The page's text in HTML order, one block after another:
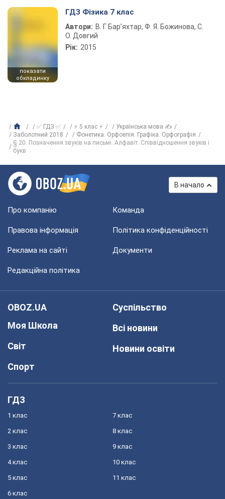
показати
обкладинку
ГДЗ Фізика 7 клас
Автори: В. Г. Бар’яхтар, Ф. Я. Божинова, С.
О. Довгий
Рік: 2015
✅ ГДЗ ✅ ⚡ 5 клас ⚡
Українська мова ✍
Заболотний 2018
Фонетика. Орфоепія. Графіка. Орфографія
§ 20. Позначення звуків на письмі. Алфавіт. Співвідношення звуків і
букв
В начало
Про компанію Команда
Правова інформація Політика конфіденційності
Реклама на сайті Документи
Редакційна політика
OBOZ.UA
Моя Школа
Світ
Спорт
Суспільство
Всі новини
Новини освіти
ГДЗ
1 клас
2 клас
3 клас
4 клас
5 клас
6 клас
7 клас
8 клас
9 клас
10 клас
11 клас